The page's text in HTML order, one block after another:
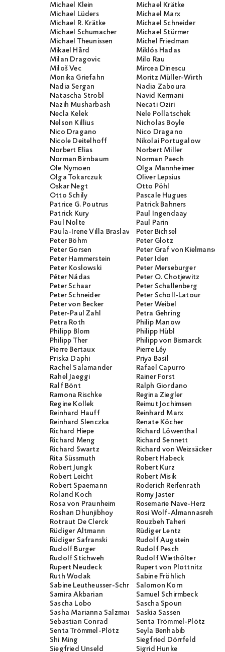
Michael Klein
Michael Krätke
Michael Lüders
Michael Marx
Michael R. Krätke
Michael Schneider
Michael Schumacher
Michael Stürmer
Michael Theunissen
Michel Friedman
Mikael Hård
Miklós Hadas
Milan Dragovic
Milo Rau
Miloš Vec
Mircea Dinescu
Monika Griefahn
Moritz Müller-Wirth
Nadia Sergan
Nadia Zaboura
Natascha Strobl
Navid Kermani
Nazih Musharbash
Necati Öziri
Necla Kelek
Nele Pollatschek
Nelson Killius
Nicholas Boyle
Nico Dragano
Nico Dragano
Nicole Deitelhoff
Nikolai Portugalow
Norbert Elias
Norbert Miller
Norman Birnbaum
Norman Paech
Ole Nymoen
Olga Mannheimer
Olga Tokarczuk
Oliver Lepsius
Oskar Negt
Otto Pöhl
Otto Schily
Pascale Hugues
Patrice G. Poutrus
Patrick Bahners
Patrick Kury
Paul Ingendaay
Paul Nolte
Paul Parin
Paula-Irene Villa BraslavskyPeter Bichsel
Peter Böhm
Peter Glotz
Peter Gorsen
Peter Graf von
Peter Hammerstein
Peter Iden
Peter Koslowski
Peter Merseburger
Péter Nádas
Peter O. Chotjewitz
Peter Schaar
Peter Schallenberg
Peter Schneider
Peter Scholl-Latour
Peter von Becker
Peter Weibel
Peter-Paul Zahl
Petra Gehring
Petra Roth
Philip Manow
Philipp Blom
Philipp Hübl
Philipp Ther
Philipp von Bismarck
Pierre Bertaux
Pierre Léy
Priska Daphi
Priya Basil
Rachel Salamander
Rafael Capurro
Rahel Jaeggi
Rainer Forst
Ralf Bönt
Ralph Giordano
Ramona Rischke
Regina Ziegler
Regine Kollek
Reimut Jochimsen
Reinhard Hauff
Reinhard Marx
Reinhard Slenczka
Renate Köcher
Richard Hiepe
Richard Löwenthal
Richard Meng
Richard Sennett
Richard Swartz
Richard von Weizsäcker
Rita Süssmuth
Robert Habeck
Robert Jungk
Robert Kurz
Robert Leicht
Robert Misik
Robert Spaemann
Roderich Reifenrath
Roland Koch
Romy Jaster
Rosa von Praunheim
Rosemarie Nave-Herz
Roshan Dhunjibhoy
Rosi Wolf-Almannasreh
Rotraut De Clerck
Rouzbeh Taheri
Rüdiger Altmann
Rüdiger Lentz
Rüdiger Safranski
Rudolf Augstein
Rudolf Burger
Rudolf Pesch
Rudolf Stichweh
Rudolf Wiethölter
Rupert Neudeck
Rupert von Plottnitz
Ruth Wodak
Sabine Fröhlich
Sabine Leutheusser-Schnarrenberger
Salomon Korn
Samira Akbarian
Samuel Schirmbeck
Sascha Lobo
Sascha Spoun
Sasha Marianna Salzmann Saskia Sassen
Sebastian Conrad
Senta Trömmel-Plötz
Senta Trömmel-Plötz
Seyla Benhabib
Shi Ming
Siegfried Dörrfeld
Siegfried Unseld
Sigrid Hunke